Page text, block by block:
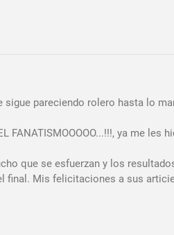
pareciendo rolero hasta lo
FANATISMOOOOO...!!!, ya me les
que se esfuerzan y los
final. Mis felicitaciones a sus